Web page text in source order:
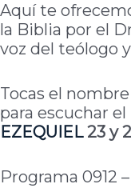
Aquí te
la Biblia por el
voz del teólogo
Tocas el
para escuchar
EZEQUIEL23 y
Programa 0912